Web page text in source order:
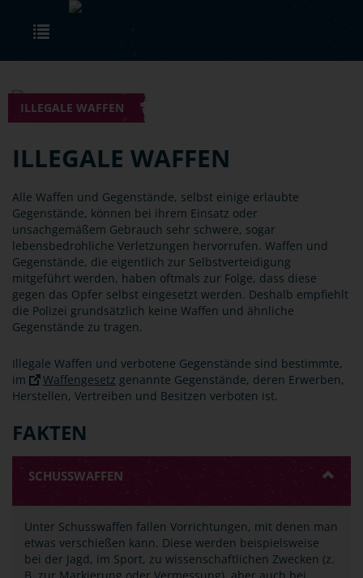
Skip to main content
ILLEGALE WAFFEN
ILLEGALE WAFFEN
Alle Waffen und Gegenstände, selbst einige erlaubte
Gegenstände, können bei ihrem Einsatz oder
unsachgemäßem Gebrauch sehr schwere, sogar
lebensbedrohliche Verletzungen hervorrufen. Waffen und
Gegenstände, die eigentlich zur Selbstverteidigung
mitgeführt werden, haben oftmals zur Folge, dass diese
gegen das Opfer selbst eingesetzt werden. Deshalb empfiehlt
die Polizei grundsätzlich keine Waffen und ähnliche
Gegenstände zu tragen.
Illegale Waffen und verbotene Gegenstände sind bestimmte,
im
Waffengesetz genannte Gegenstände, deren Erwerben,
Herstellen, Vertreiben und Besitzen verboten ist.
FAKTEN
SCHUSSWAFFEN
Unter Schusswaffen fallen Vorrichtungen, mit denen man
etwas verschießen kann. Diese werden beispielsweise
bei der Jagd, im Sport, zu wissenschaftlichen Zwecken (z.